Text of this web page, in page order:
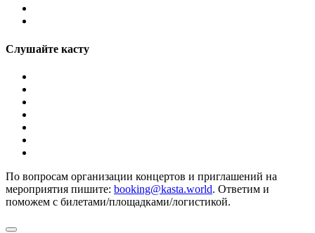
Слушайте касту
По вопросам организации концертов и приглашений на
мероприятия пишите: booking@kasta.world. Ответим и
поможем с билетами/площадками/логистикой.